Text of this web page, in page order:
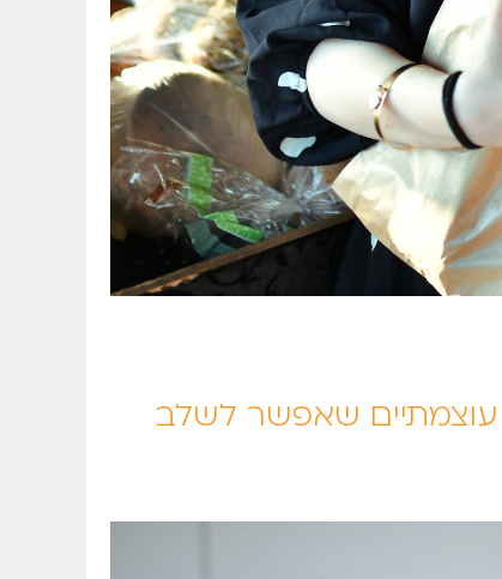
מזל כהן – 4 ימי ניקוי עוצמתיים שאפשר לשלב